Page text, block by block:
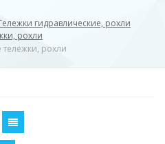
гидравлические, рохли
рохли
тележки, рохли